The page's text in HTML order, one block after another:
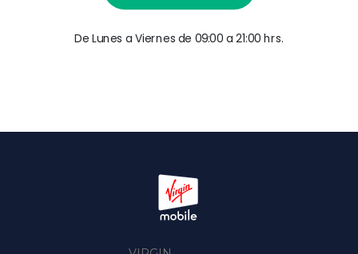
De Lunes a Viernes de 09:00 a 21:00 hrs.